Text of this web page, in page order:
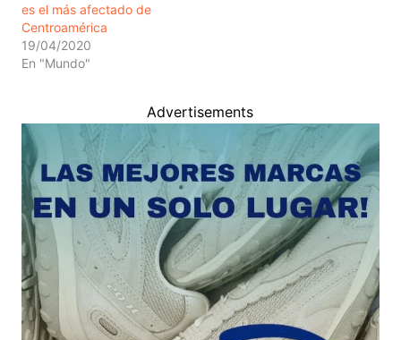
es el más afectado de
Centroamérica
19/04/2020
En "Mundo"
Advertisements